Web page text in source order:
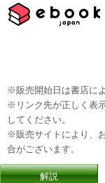
※販売開始日は書店に
※リンク先が正しく表
してください。
※販売サイトにより、
合がございます。
解説